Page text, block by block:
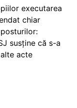
executarea
chiar
susține că s-a
acte